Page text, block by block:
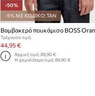
-50%
-5% ΜΕ ΚΩΔΙΚΟ: TAN
Τρέχουσα τιμή:
44,95 €
Αρχική τιμή: 89,90 €
Η χαμηλότερη τιμή: 89,90 €